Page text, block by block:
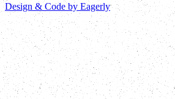
Design & Code by Eagerly